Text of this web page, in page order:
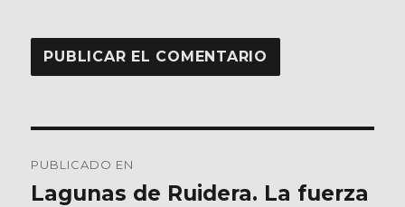
de
PUBLICADO EN
Lagunas de Ruidera. La fuerza